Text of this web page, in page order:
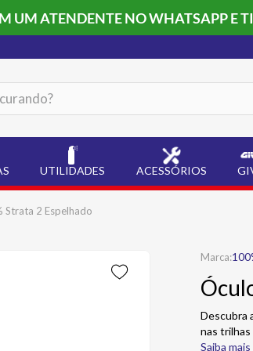
UM ATENDENTE NO WHATSAPP E
UTILIDADES ACESSÓRIOS
Strata 2 Espelhado
Descubra
nas
Saiba mais